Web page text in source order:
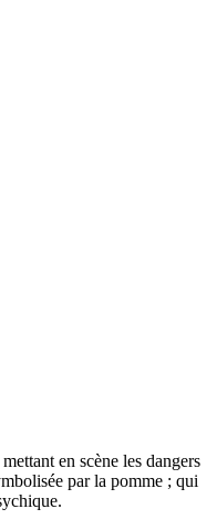
en scène les dangers
par la pomme ; qui